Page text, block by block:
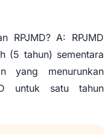
RPJMD? A: RPJMD
(5 tahun) sementara
yang menurunkan
untuk satu tahun